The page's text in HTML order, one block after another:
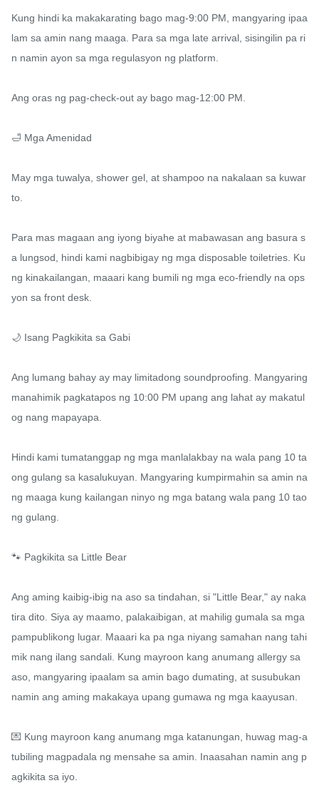
Kung hindi ka makakarating bago mag-9:00 PM, mangyaring ipaa
lam sa amin nang maaga. Para sa mga late arrival, sisingilin pa ri
n namin ayon sa mga regulasyon ng platform.
Ang oras ng pag-check-out ay bago mag-12:00 PM.
🛁 Mga Amenidad
May mga tuwalya, shower gel, at shampoo na nakalaan sa kuwar
to.
Para mas magaan ang iyong biyahe at mabawasan ang basura s
a lungsod, hindi kami nagbibigay ng mga disposable toiletries. Ku
ng kinakailangan, maaari kang bumili ng mga eco-friendly na ops
yon sa front desk.
🌙 Isang Pagkikita sa Gabi
Ang lumang bahay ay may limitadong soundproofing. Mangyaring
manahimik pagkatapos ng 10:00 PM upang ang lahat ay makatul
og nang mapayapa.
Hindi kami tumatanggap ng mga manlalakbay na wala pang 10 ta
ong gulang sa kasalukuyan. Mangyaring kumpirmahin sa amin na
ng maaga kung kailangan ninyo ng mga batang wala pang 10 tao
ng gulang.
🐾 Pagkikita sa Little Bear
Ang aming kaibig-ibig na aso sa tindahan, si "Little Bear," ay naka
tira dito. Siya ay maamo, palakaibigan, at mahilig gumala sa mga
pampublikong lugar. Maaari ka pa nga niyang samahan nang tahi
mik nang ilang sandali. Kung mayroon kang anumang allergy sa
aso, mangyaring ipaalam sa amin bago dumating, at susubukan
namin ang aming makakaya upang gumawa ng mga kaayusan.
💌 Kung mayroon kang anumang mga katanungan, huwag mag-a
tubiling magpadala ng mensahe sa amin. Inaasahan namin ang p
agkikita sa iyo.